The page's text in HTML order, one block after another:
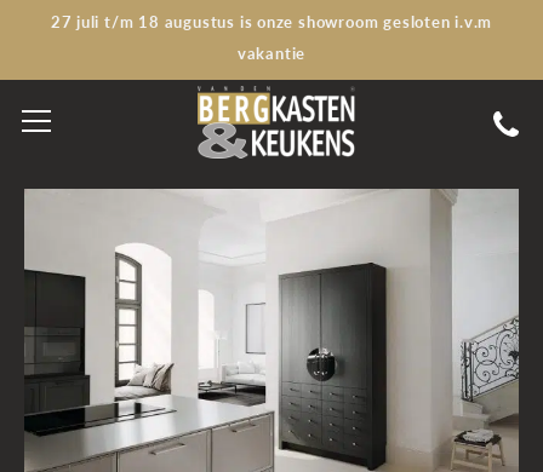
27 juli t/m 18 augustus is onze showroom gesloten i.v.m
vakantie